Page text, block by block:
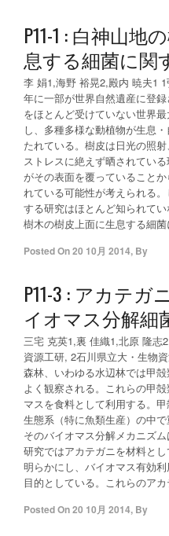
P11-1 : 白神山地
息する細菌に関
李 娟1,海野 裕晃2,殿内 暁夫1
年に一部が世界自然遺産に登
をほとんど受けていない世界
し、多種多様な動植物が生息
たれている。樹皮は日光の照
ストレスに絶えず晒されてい
がその表面を覆っていること
れている可能性が考えられる
する研究はほとんど知られて
樹木の樹皮上面に生息する細
Posted On20 10月 2014, By
P11-3 : アカテ
イオマス分解細
三宅 克英1,裏 佳織1,北原 隆志
資源工研, 2石川県立大・生物
森林、いわゆる水辺林では甲
よく観察される。これらの甲
マスを食料として利用する。
生態系（特に魚類生産）の中で
そのバイオマス分解メカニズ
研究ではアカテガニを材料と
明らかにし、バイオマス有効
目的としている。これらのア
Posted On20 10月 2014, By